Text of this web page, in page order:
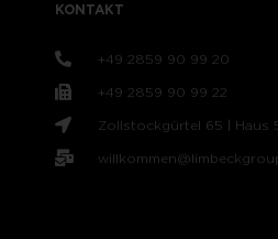
KONTAKT
+49 2859 90 99 20
+49 2859 90 99 22
Zollstockgürtel 65 | Haus